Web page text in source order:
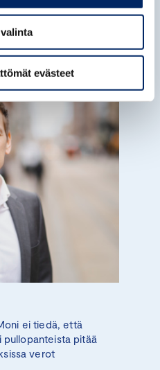
evästeet
ei tiedä, että
pullopanteista pitää
verot